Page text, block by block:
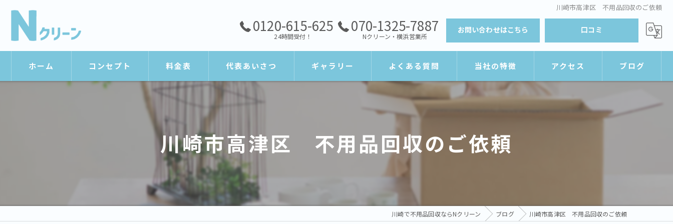
川崎市高津区 不用品回収のご依頼
0120-615-625
24時間受付！
070-1325-7887
Nクリーン・横浜営業所
お問い合わせはこちら 口コミ
ホーム コンセプト 料金表 代表あいさつ ギャラリー よくある質問 当社の特徴
遺品整理
ゴミ屋敷
アクセス
Nクリーン
ブログ
川崎市高津区 不用品回収のご依頼
川崎で不用品回収ならNクリーン ブログ 川崎市高津区 不用品回収のご依頼